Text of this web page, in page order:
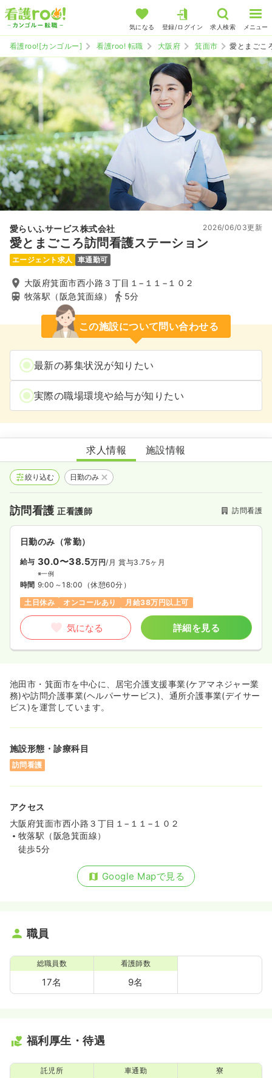
気になる 登録/ログイン 求人検索 メニュー
看護roo![カンゴルー] 看護roo! 転職 大阪府 箕面市 愛とまごこ
愛らいふサービス株式会社
愛とまごころ訪問看護ステーション
2026/06/03更新
エージェント求人 車通勤可
大阪府箕面市西小路３丁目１−１１−１０２
牧落駅（阪急箕面線）
5分
この施設について問い合わせる
最新の募集状況が知りたい
実際の職場環境や給与が知りたい
愛とまごころ訪問看護ステーション
求人情報 施設情報
絞り込む 日勤のみ
訪問看護正看護師 訪問看護
日勤のみ（常勤）
給与 30.0〜38.5万円/月 賞与3.75ヶ月
※一例
時間 9:00～18:00 （休憩60分）
土日休み
オンコールあり 月給38万円以上可
気になる 詳細を見る
池田市・箕面市を中心に、居宅介護支援事業(ケアマネジャー業
務)や訪問介護事業(ヘルパーサービス)、通所介護事業(デイサー
ビス)を運営しています。
施設形態・診療科目
訪問看護
アクセス
大阪府箕面市西小路３丁目１−１１−１０２
牧落駅（阪急箕面線）
徒歩5分
Google Mapで見る
職員
総職員数
17名
看護師数
9名
福利厚生・待遇
託児所 車通勤 寮